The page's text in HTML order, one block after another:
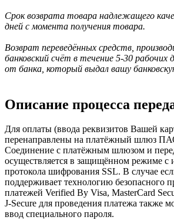
Срок возврата товара надлежащего
дней с момента получения товара.
Возврат переведённых средств,
банковский счёт в течение 5-30 рабочих
от банка, который выдал вашу
Описание процесса
Для оплаты (ввода реквизитов Вашей
перенаправлены на платёжный шлюз
Соединение с платёжным шлюзом и
осуществляется в защищённом режиме с
протокола шифрования SSL. В случае
поддерживает технологию безопасного
платежей Verified By Visa, MasterCard
J-Secure для проведения платежа также
ввод специального пароля.